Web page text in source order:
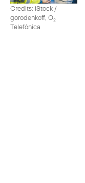
Credits: iStock /
gorodenkoff, O2
Telefónica